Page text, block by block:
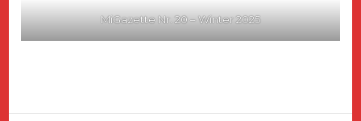
MiGazette Nr. 20 – Winter 2025